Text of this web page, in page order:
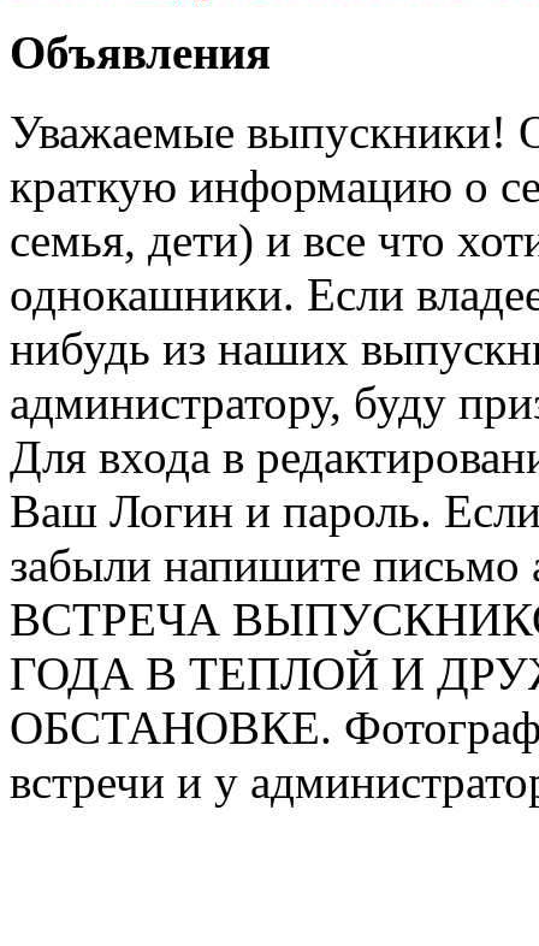
Объявления
Уважаемые выпускники!
краткую информацию о
семья, дети) и все что
однокашники. Если
нибудь из наших
администратору, буду
Для входа в
Ваш Логин и пароль.
забыли напишите письмо
ВСТРЕЧА
ГОДА В ТЕПЛОЙ И
ОБСТАНОВКЕ.
встречи и у